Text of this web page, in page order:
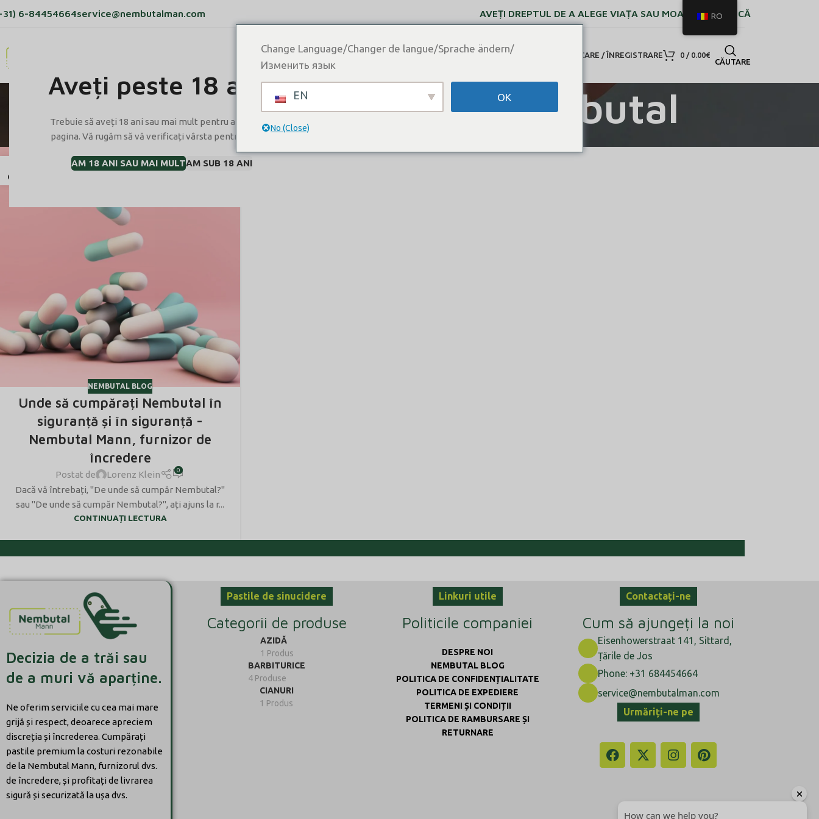
Aveți peste 18 ani?
Trebuie să aveți 18 ani sau mai mult pentru a vizualiza
pagina. Vă rugăm să vă verificați vârsta pentru a intra.
AM 18 ANI SAU MAI MULTAM SUB 18 ANI
6-84454664service@nembutalman.com AVEȚI DREPTUL DE A ALEGE VIAȚA SAU MOARTEA PAȘNICĂ
BLOG CONTACTAȚI-NE AUTENTIFICARE / ÎNREGISTRARE 0 / 0.00€
CĂUTARE
Tag Archives: ce este nembutal
OCT.
NEMBUTAL BLOG
Unde să cumpărați Nembutal în
siguranță și în siguranță -
Nembutal Mann, furnizor de
încredere
Postat de Lorenz Klein 0
Dacă vă întrebați, "De unde să cumpăr Nembutal?"
sau "De unde să cumpăr Nembutal?", ați ajuns la r...
CONTINUAȚI LECTURA
Decizia de a trăi sau
de a muri vă aparține.
Ne oferim serviciile cu cea mai mare
grijă și respect, deoarece apreciem
discreția și încrederea. Cumpărați
pastile premium la costuri rezonabile
de la Nembutal Mann, furnizorul dvs.
de încredere, și profitați de livrarea
sigură și securizată la ușa dvs.
Pastile de sinucidere
Categorii de produse
AZIDĂ
1 Produs
BARBITURICE
4 Produse
CIANURI
1 Produs
Linkuri utile
Politicile companiei
DESPRE NOI
NEMBUTAL BLOG
POLITICA DE CONFIDENȚIALITATE
POLITICA DE EXPEDIERE
TERMENI ȘI CONDIȚII
POLITICA DE RAMBURSARE ȘI
RETURNARE
Contactați-ne
Cum să ajungeți la noi
Eisenhowerstraat 141, Sittard,
Țările de Jos
Phone: +31 684454664
service@nembutalman.com
Urmăriți-ne pe
RO
Change Language/Changer de langue/Sprache ändern/
Изменить язык
EN OK
No (Close)